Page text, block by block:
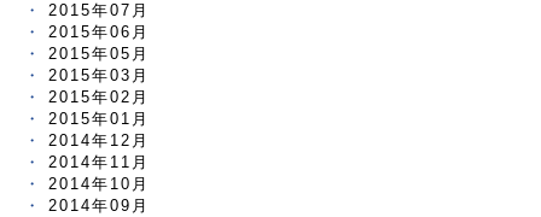
2015年07月
2015年06月
2015年05月
2015年03月
2015年02月
2015年01月
2014年12月
2014年11月
2014年10月
2014年09月